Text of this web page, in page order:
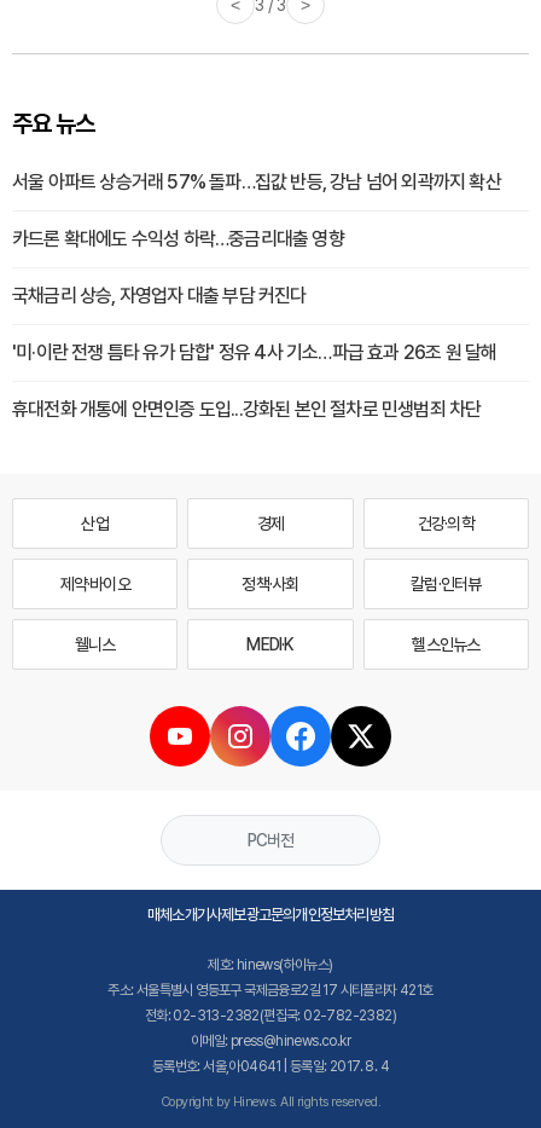
< 3 / 3 >
주요 뉴스
서울 아파트 상승거래 57% 돌파…집값 반등, 강남 넘어 외곽까지 확산
카드론 확대에도 수익성 하락…중금리대출 영향
국채금리 상승, 자영업자 대출 부담 커진다
'미·이란 전쟁 틈타 유가 담합' 정유 4사 기소…파급 효과 26조 원 달해
휴대전화 개통에 안면인증 도입...강화된 본인 절차로 민생범죄 차단
산업 경제 건강·의학
제약·바이오 정책·사회 칼럼·인터뷰
웰니스 MEDI·K 헬스인뉴스
PC버전
매체소개기사제보광고문의개인정보처리방침
제호: hinews(하이뉴스)
주소: 서울특별시 영등포구 국제금융로2길 17 시티플라자 421호
전화: 02-313-2382(편집국: 02-782-2382)
이메일: press@hinews.co.kr
등록번호: 서울,아04641 | 등록일: 2017. 8. 4
Copyright by Hinews. All rights reserved.